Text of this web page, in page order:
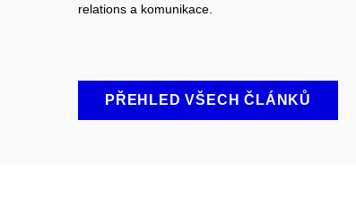
relations a komunikace.
PŘEHLED VŠECH ČLÁNKŮ